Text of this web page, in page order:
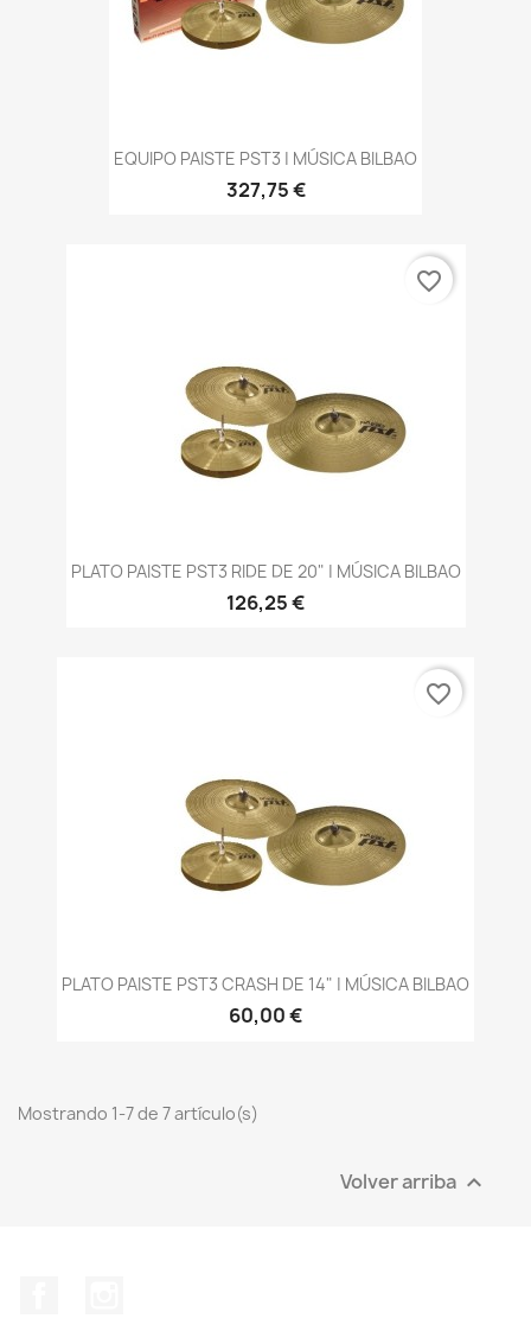
EQUIPO PAISTE PST3 | MÚSICA BILBAO
327,75 €
PLATO PAISTE PST3 RIDE DE 20" | MÚSICA BILBAO
126,25 €
favorite_border
PLATO PAISTE PST3 CRASH DE 14" | MÚSICA BILBAO
60,00 €
favorite_border
Mostrando 1-7 de 7 artículo(s)
Volver arriba 